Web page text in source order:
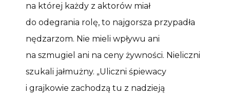
na której każdy z aktorów miał
do odegrania rolę, to najgorsza przypadła
nędzarzom. Nie mieli wpływu ani
na szmugiel ani na ceny żywności. Nieliczni
szukali jałmużny. „Uliczni śpiewacy
i grajkowie zachodzą tu z nadzieją